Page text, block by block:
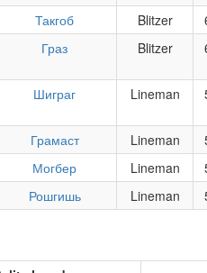
Такгоб Blitzer
Граз Blitzer
Шиграг Lineman
Грамаст Lineman
Могбер Lineman
Рошгишь Lineman